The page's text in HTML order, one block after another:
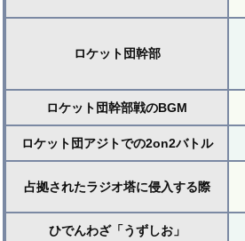
ロケット団幹部
ロケット団幹部戦のBGM
ロケット団アジトでの2on2バトル
占拠されたラジオ塔に侵入する際
ひでんわざ「うずしお」